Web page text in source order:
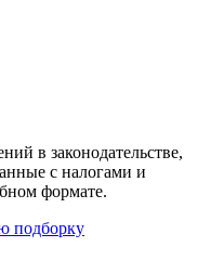
в законодательстве,
с налогами и
формате.
подборку